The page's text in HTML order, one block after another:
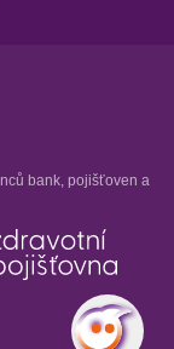
bank, pojišťoven a